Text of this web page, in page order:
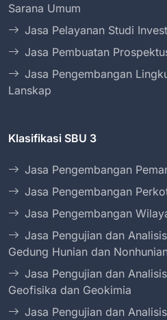
Sarana Umum
Jasa Pelayanan Studi
Jasa Pembuatan
Jasa Pengembangan
Lanskap
Klasifikasi SBU 3
Jasa Pengembangan
Jasa Pengembangan
Jasa Pengembangan
Jasa Pengujian dan
Gedung Hunian dan
Jasa Pengujian dan
Geofisika dan Geokimia
Jasa Pengujian dan